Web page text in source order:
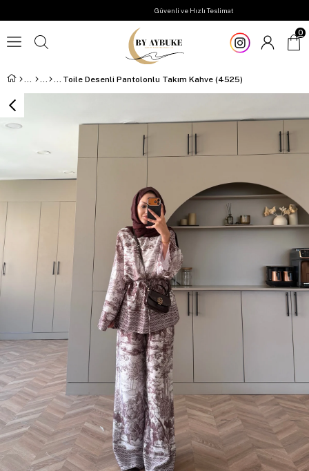
Güvenli ve Hızlı Teslimat
0
Toile Desenli Pantolonlu Takım Kahve (4525)